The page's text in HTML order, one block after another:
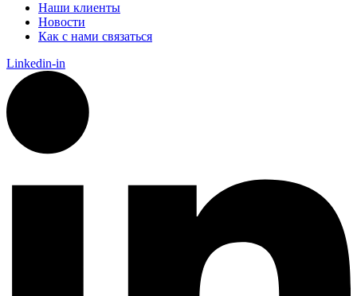
Наши клиенты
Новости
Как с нами связаться
Linkedin-in